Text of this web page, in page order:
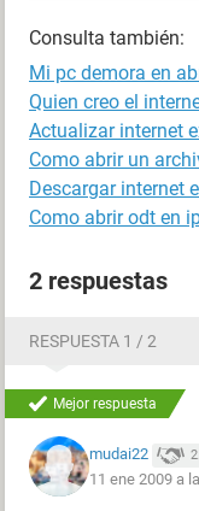
Consulta también:
Mi pc demora en
Quien creo el
Actualizar internet
Como abrir un
Descargar internet
Como abrir odt en
2 respuestas
RESPUESTA 1 / 2
Mejor respuesta
mudai22
11 ene 2009 a